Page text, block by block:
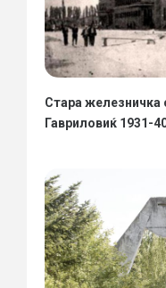
Стара железничка
Гавриловиќ 1931-